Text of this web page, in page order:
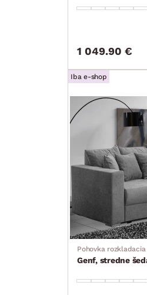
1 049.90 €
Iba e-shop
Pohovka
Genf, stredne